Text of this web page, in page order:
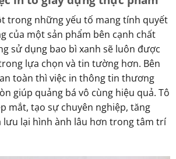
trong những yếu tố mang tính quyết
của một sản phẩm bên cạnh chất
sử dụng bao bì xanh sẽ luôn được
lựa chọn và tin tường hơn. Bên
toàn thì việc in thông tin thương
giúp quảng bá vô cùng hiệu quả. Tô
mắt, tạo sự chuyên nghiệp, tăng
lưu lại hình ành lâu hơn trong tâm trí